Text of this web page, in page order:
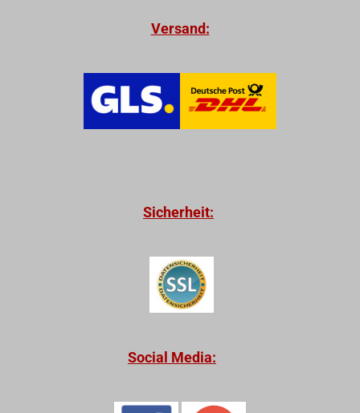
Versand:
Sicherheit:
Social Media: